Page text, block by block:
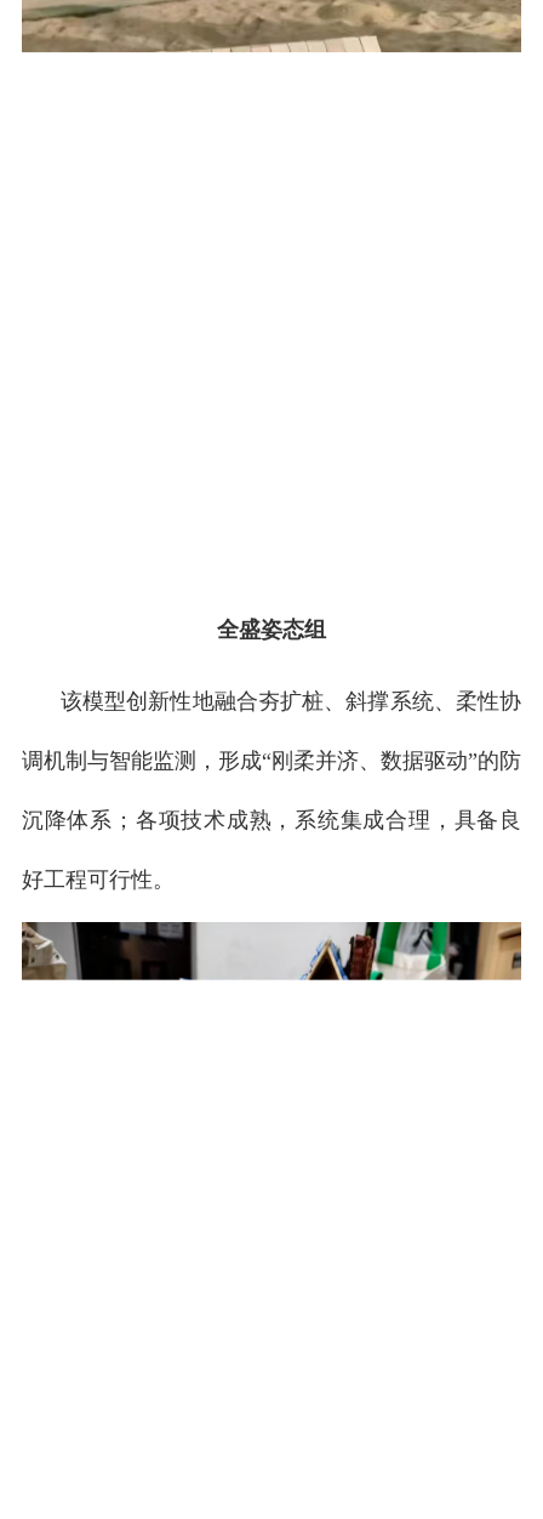
全盛姿态组
该模型创新性地融合夯扩桩、斜撑系统、柔性协
调机制与智能监测，形成“刚柔并济、数据驱动”的防
沉降体系；各项技术成熟，系统集成合理，具备良
好工程可行性。